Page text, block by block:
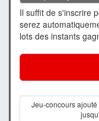
Il suffit de s'inscrire
serez
lots des instants
Jeu-concours